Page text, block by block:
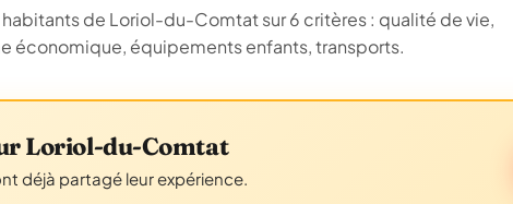
de Loriol-du-Comtat sur 6 critères : qualité de vie,
économique, équipements enfants, transports.
Loriol-du-Comtat
déjà partagé leur expérience.